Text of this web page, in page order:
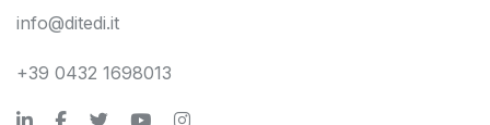
info@ditedi.it
+39 0432 1698013